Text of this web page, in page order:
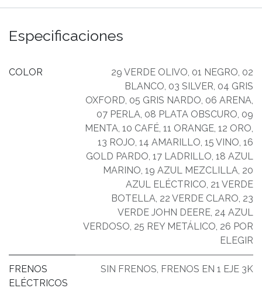
Especificaciones
COLOR 29 VERDE OLIVO 01 NEGRO 02
BLANCO 03 SILVER 04 GRIS
OXFORD 05 GRIS NARDO 06 ARENA
07 PERLA 08 PLATA OBSCURO 09
MENTA 10 CAFÉ 11 ORANGE 12 ORO
13 ROJO 14 AMARILLO 15 VINO 16
GOLD PARDO 17 LADRILLO 18 AZUL
MARINO 19 AZUL MEZCLILLA 20
AZUL ELÉCTRICO 21 VERDE
BOTELLA 22 VERDE CLARO 23
VERDE JOHN DEERE 24 AZUL
VERDOSO 25 REY METÁLICO 26 POR
ELEGIR
FRENOS
ELÉCTRICOS
SIN FRENOS FRENOS EN 1 EJE 3K